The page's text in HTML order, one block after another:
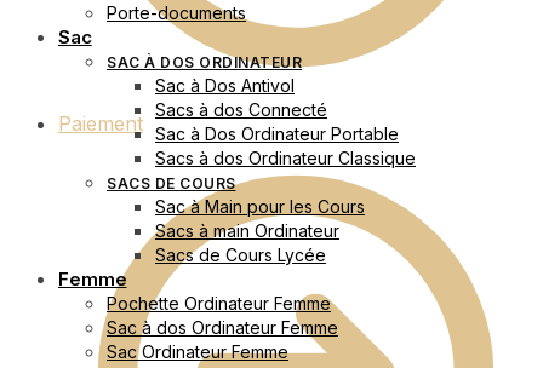
Paiement
Porte-documents
Sac
SAC À DOS ORDINATEUR
Sac à Dos Antivol
Sacs à dos Connecté
Sac à Dos Ordinateur Portable
Sacs à dos Ordinateur Classique
SACS DE COURS
Sac à Main pour les Cours
Sacs à main Ordinateur
Sacs de Cours Lycée
Femme
Pochette Ordinateur Femme
Sac à dos Ordinateur Femme
Sac Ordinateur Femme